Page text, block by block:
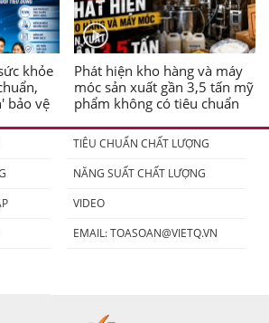
khỏe
bảo vệ
Phát hiện kho hàng và máy
móc sản xuất gần 3,5 tấn mỹ
phẩm không có tiêu chuẩn
TIÊU CHUẨN CHẤT LƯỢNG
NĂNG SUẤT CHẤT LƯỢNG
VIDEO
EMAIL:TOASOAN@VIETQ.VN